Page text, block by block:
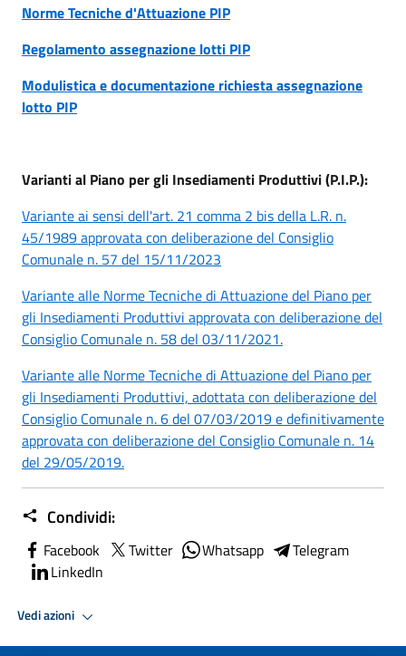
Norme Tecniche d'Attuazione PIP
Regolamento assegnazione lotti PIP
Modulistica e documentazione richiesta assegnazione
lotto PIP
Varianti al Piano per gli Insediamenti Produttivi (P.I.P.):
Variante ai sensi dell'art. 21 comma 2 bis della L.R. n.
45/1989 approvata con deliberazione del Consiglio
Comunale n. 57 del 15/11/2023
Variante alle Norme Tecniche di Attuazione del Piano per
gli Insediamenti Produttivi approvata con deliberazione del
Consiglio Comunale n. 58 del 03/11/2021.
Variante alle Norme Tecniche di Attuazione del Piano per
gli Insediamenti Produttivi, adottata con deliberazione del
Consiglio Comunale n. 6 del 07/03/2019 e definitivamente
approvata con deliberazione del Consiglio Comunale n. 14
del 29/05/2019.
Condividi:
Facebook Twitter Whatsapp
Telegram
LinkedIn
Vedi azioni